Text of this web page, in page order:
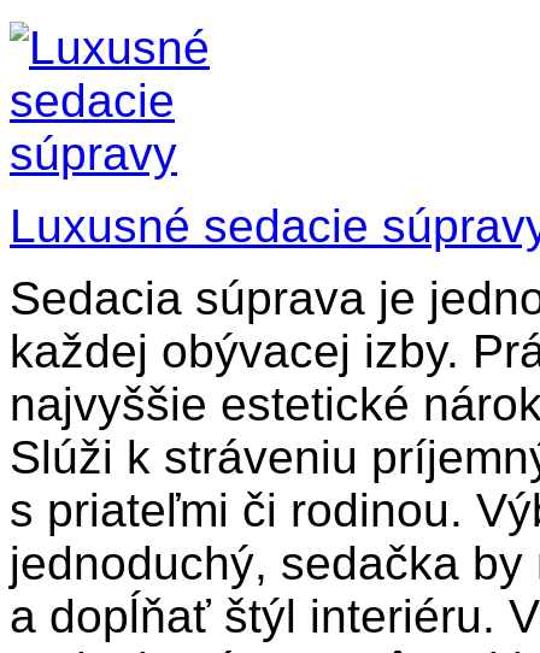
Luxusné sedacie
Sedacia súprava je
každej obývacej izby.
najvyššie estetické
Slúži k stráveniu
s priateľmi či rodinou.
jednoduchý, sedačka
a dopĺňať štýl interiéru.